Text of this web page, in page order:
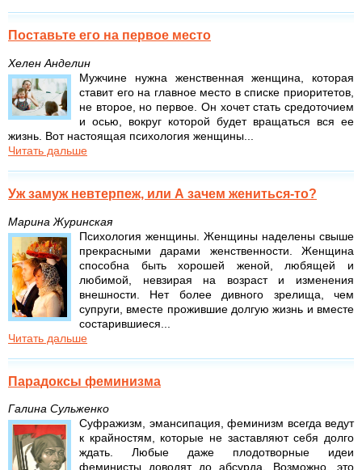
Поставьте его на первое место
Хелен Анделин
Мужчине нужна женственная женщина, которая
ставит его на главное место в списке приоритетов,
не второе, но первое. Он хо­чет стать средоточием
и осью, вокруг которой будет вращаться вся ее
жизнь. Вот настоящая психология женщины...
Читать дальше
Уж замуж невтерпеж, или А зачем жениться-то?
Марина Журинская
Психология женщины. Женщины наделены свыше
прекрасными дарами женственности. Женщина
способна быть хорошей женой, любящей и
любимой, невзирая на возраст и изменения
внешности. Нет более дивного зрелища, чем
супруги, вместе прожившие долгую жизнь и вместе
состарившиеся...
Читать дальше
Парадоксы феминизма
Галина Сульженко
Суфражизм, эмансипация, феминизм всегда ведут
к крайностям, которые не заставляют себя долго
ждать. Любые даже плодотворные идеи
феминисты доводят до абсурда. Возможно, это